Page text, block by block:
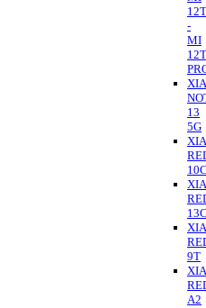
12T
-
MI
12T
13
5G
10C
13C
9T
A2